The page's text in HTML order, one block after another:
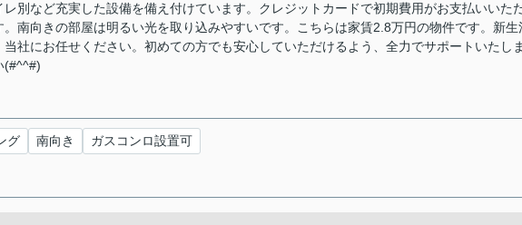
別など充実した設備を備え付けています。クレジットカードで初期費用がお支払いいた
南向きの部屋は明るい光を取り込みやすいです。こちらは家賃2.8万円の物件です。新生
社にお任せください。初めての方でも安心していただけるよう、全力でサポートいたし
(#^^#)
グ 南向き ガスコンロ設置可